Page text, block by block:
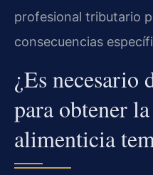
profesional tributario
consecuencias
¿Es necesario
para obtener
alimenticia